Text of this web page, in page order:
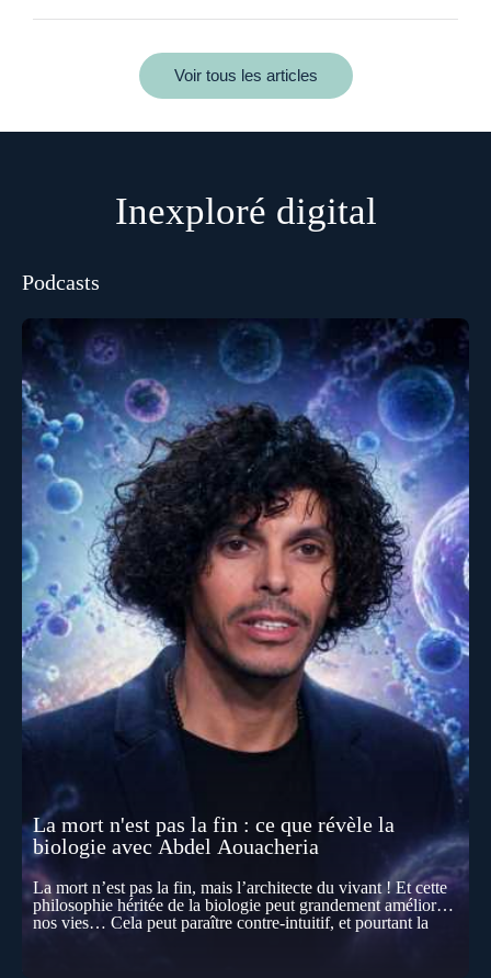
Voir tous les articles
Inexploré digital
Podcasts
La mort n'est pas la fin : ce que révèle la
biologie avec Abdel Aouacheria
La mort n’est pas la fin, mais l’architecte du vivant ! Et cette
philosophie héritée de la biologie peut grandement améliorer
nos vies… Cela peut paraître contre-intuitif, et pourtant la